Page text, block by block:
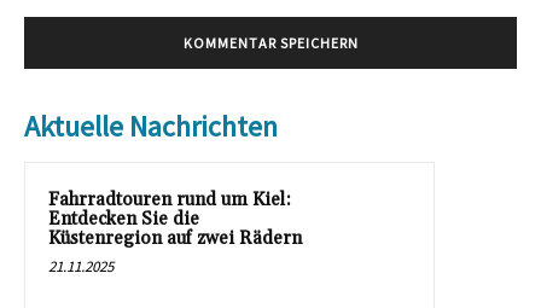
Aktuelle Nachrichten
Fahrradtouren rund um Kiel:
Entdecken Sie die
Küstenregion auf zwei Rädern
21.11.2025